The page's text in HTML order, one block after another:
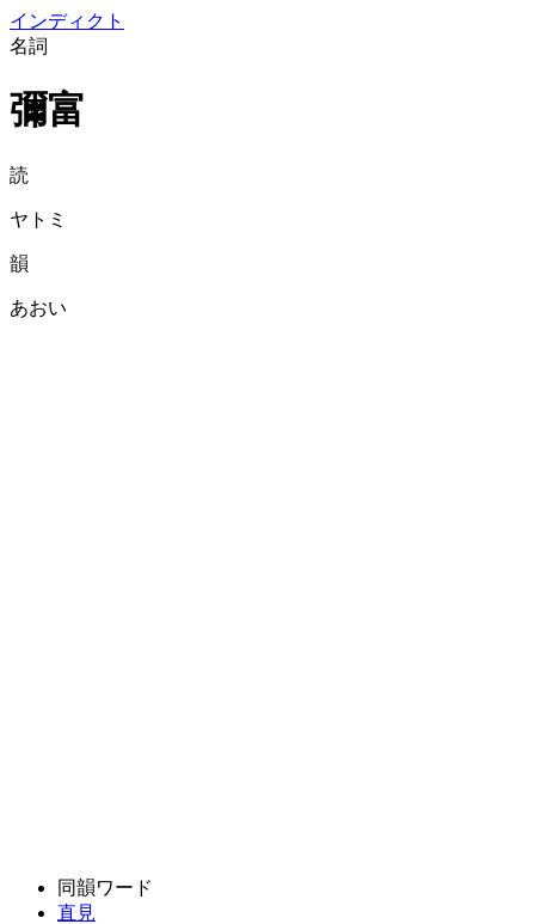
インディクト
名詞
彌富
読
ヤトミ
韻
あおい
同韻ワード
直見